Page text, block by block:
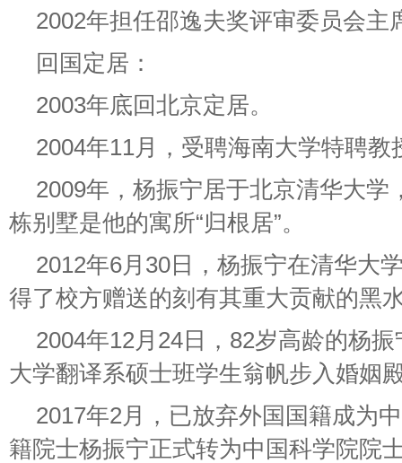
2002年担任邵逸夫奖评审委员会主
回国定居：
2003年底回北京定居。
2004年11月，受聘海南大学特聘教
2009年，杨振宁居于北京清华大学
栋别墅是他的寓所“归根居”。
2012年6月30日，杨振宁在清华大
得了校方赠送的刻有其重大贡献的黑
2004年12月24日，82岁高龄的杨
大学翻译系硕士班学生翁帆步入婚姻
2017年2月，已放弃外国国籍成为
籍院士杨振宁正式转为中国科学院院